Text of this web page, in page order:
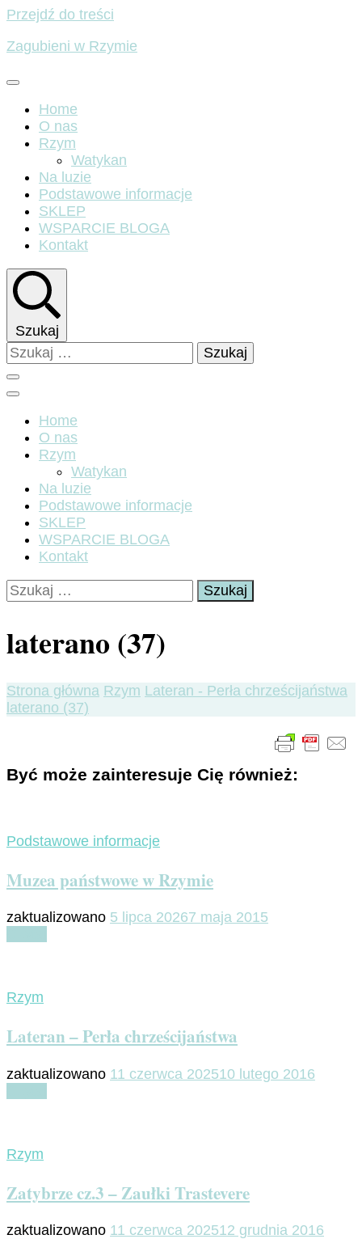
Przejdź do treści
Zagubieni w Rzymie
Home
O nas
Rzym
Watykan
Na luzie
Podstawowe informacje
SKLEP
WSPARCIE BLOGA
Kontakt
Szukaj
Szukaj:
Home
O nas
Rzym
Watykan
Na luzie
Podstawowe informacje
SKLEP
WSPARCIE BLOGA
Kontakt
Szukaj:
laterano (37)
Strona główna Rzym Lateran - Perła chrześcijaństwa
laterano (37)
Być może zainteresuje Cię również:
Podstawowe informacje
Muzea państwowe w Rzymie
zaktualizowano 5 lipca 20267 maja 2015
Rzym
Lateran – Perła chrześcijaństwa
zaktualizowano 11 czerwca 202510 lutego 2016
Rzym
Zatybrze cz.3 – Zaułki Trastevere
zaktualizowano 11 czerwca 202512 grudnia 2016